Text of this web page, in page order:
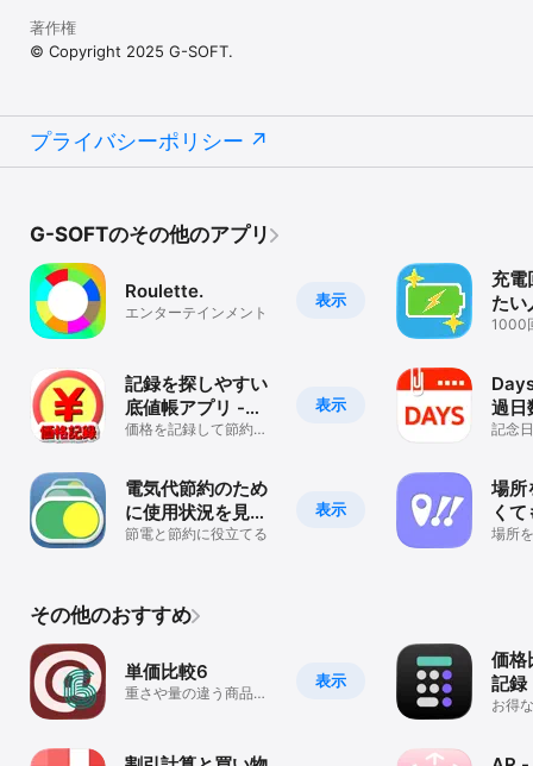
著作権
© Copyright 2025 G-SOFT.
プライバシーポリシー
G-SOFTのその他のアプリ
表示
Roulette.
エンターテインメント
表示
記録を探しやすい
底値帳アプリ -
PriceRecord
価格を記録して節約に
表示
電気代節約のため
に使用状況を見て
みよう
節電と節約に役立てる
充電
たい
プリ
1000
過日
を表
記念
場所
く
た時
場所
その他のおすすめ
表示
単価比較6
重さや量の違う商品の
価格
記録
お得